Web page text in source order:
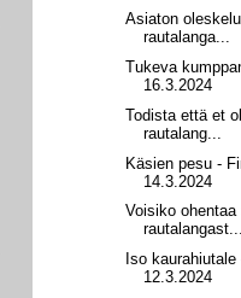
Asiaton
rautalanga...
Tukeva
16.3.2024
Todista että et
rautalang...
Käsien pesu -
14.3.2024
Voisiko
rautalangast...
Iso
12.3.2024